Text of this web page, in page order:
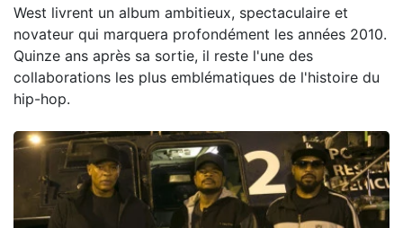
West livrent un album ambitieux, spectaculaire et
novateur qui marquera profondément les années 2010.
Quinze ans après sa sortie, il reste l'une des
collaborations les plus emblématiques de l'histoire du
hip-hop.